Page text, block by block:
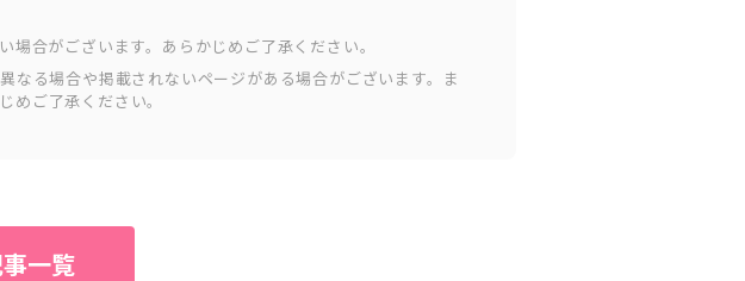
場合がございます。あらかじめご了承ください。
なる場合や掲載されないページがある場合がございます。ま
めご了承ください。
一覧